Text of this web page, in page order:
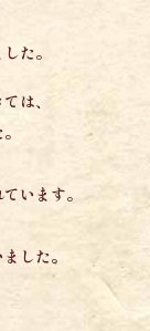
た。
は、
います。
した。